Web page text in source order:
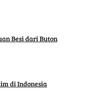
Besi dari Buton
di Indonesia